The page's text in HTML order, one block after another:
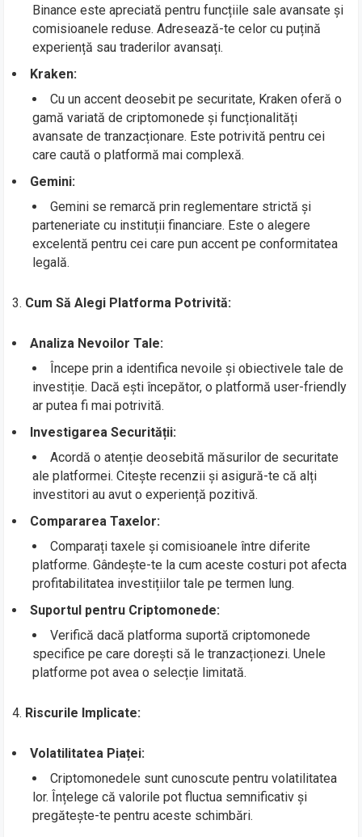
Binance este apreciată pentru funcțiile sale avansate și
comisioanele reduse. Adresează-te celor cu puțină
experiență sau traderilor avansați.
Kraken:
Cu un accent deosebit pe securitate, Kraken oferă o
gamă variată de criptomonede și funcționalități
avansate de tranzacționare. Este potrivită pentru cei
care caută o platformă mai complexă.
Gemini:
Gemini se remarcă prin reglementare strictă și
parteneriate cu instituții financiare. Este o alegere
excelentă pentru cei care pun accent pe conformitatea
legală.
3. Cum Să Alegi Platforma Potrivită:
Analiza Nevoilor Tale:
Începe prin a identifica nevoile și obiectivele tale de
investiție. Dacă ești începător, o platformă user-friendly
ar putea fi mai potrivită.
Investigarea Securității:
Acordă o atenție deosebită măsurilor de securitate
ale platformei. Citește recenzii și asigură-te că alți
investitori au avut o experiență pozitivă.
Compararea Taxelor:
Comparați taxele și comisioanele între diferite
platforme. Gândește-te la cum aceste costuri pot afecta
profitabilitatea investițiilor tale pe termen lung.
Suportul pentru Criptomonede:
Verifică dacă platforma suportă criptomonede
specifice pe care dorești să le tranzacționezi. Unele
platforme pot avea o selecție limitată.
4. Riscurile Implicate:
Volatilitatea Piaței:
Criptomonedele sunt cunoscute pentru volatilitatea
lor. Înțelege că valorile pot fluctua semnificativ și
pregătește-te pentru aceste schimbări.